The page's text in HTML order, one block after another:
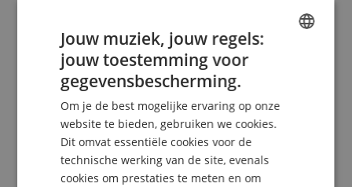
Gewicht: 350 g
Inclusief zwarte kunstleren opbergtas
Levering
1 x Omnitronic PM-322P DJ Mixer met Bluetooth & MP3-
Player
1 x Koptelefoon
ITALIAN
Jouw muziek, jouw regels:
jouw toestemming voor
gegevensbescherming.
Om je de best mogelijke ervaring op onze
website te bieden, gebruiken we cookies.
Dit omvat essentiële cookies voor de
technische werking van de site, evenals
cookies om prestaties te meten en om